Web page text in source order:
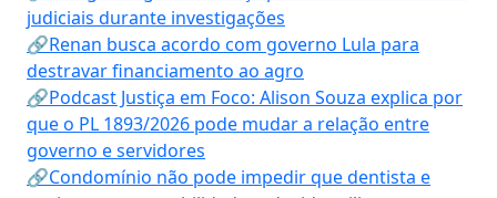
judiciais durante investigações
🔗Renan busca acordo com governo Lula para
destravar financiamento ao agro
🔗Podcast Justiça em Foco: Alison Souza explica por
que o PL 1893/2026 pode mudar a relação entre
governo e servidores
🔗Condomínio não pode impedir que dentista e